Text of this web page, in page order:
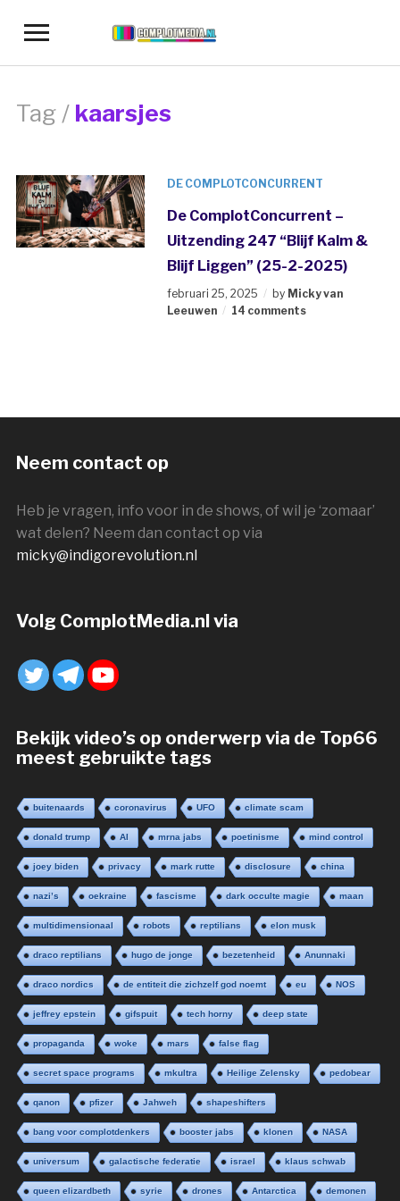
Toggle
navigation
Tag / kaarsjes
DE COMPLOTCONCURRENT
De ComplotConcurrent –
Uitzending 247 “Blijf Kalm &
Blijf Liggen” (25-2-2025)
februari 25, 2025 by Micky van
Leeuwen
14 comments
Neem contact op
Heb je vragen, info voor in de shows, of wil je ‘zomaar’
wat delen? Neem dan contact op via
micky@indigorevolution.nl
Volg ComplotMedia.nl via
Bekijk video’s op onderwerp via de Top66
meest gebruikte tags
buitenaards coronavirus UFO climate scam
donald trump AI mrna jabs poetinisme mind control
joey biden privacy mark rutte disclosure china
nazi’s oekraine fascisme dark occulte magie maan
multidimensionaal robots reptilians elon musk
draco reptilians hugo de jonge bezetenheid Anunnaki
draco nordics de entiteit die zichzelf god noemt eu NOS
jeffrey epstein gifspuit tech horny deep state
propaganda woke mars false flag
secret space programs mkultra Heilige Zelensky pedobear
qanon pfizer Jahweh shapeshifters
bang voor complotdenkers booster jabs klonen NASA
universum galactische federatie israel klaus schwab
queen elizardbeth syrie drones Antarctica demonen